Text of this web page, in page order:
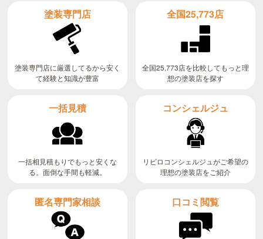
塗装専門店
塗装専門店に厳選してるから安く
て経験と知識が豊富
全国25,773店
全国25,773店を比較してもっと理
想の塗装店を探す
一括見積
一括相見積もりでもっと安くな
る。面倒な手間も軽減。
コンシェルジュ
リビロコンシェルジュがご希望の
理想の塗装店をご紹介
匿名専門家相談 口コミ閲覧